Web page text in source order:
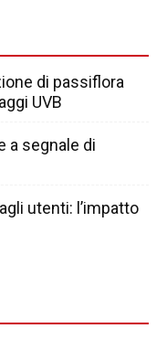
di passiflora
UVB
a segnale di
utenti: l’impatto